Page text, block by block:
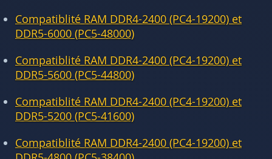
Compatiblité RAM DDR4-2400 (PC4-19200) et
DDR5-6000 (PC5-48000)
Compatiblité RAM DDR4-2400 (PC4-19200) et
DDR5-5600 (PC5-44800)
Compatiblité RAM DDR4-2400 (PC4-19200) et
DDR5-5200 (PC5-41600)
Compatiblité RAM DDR4-2400 (PC4-19200) et